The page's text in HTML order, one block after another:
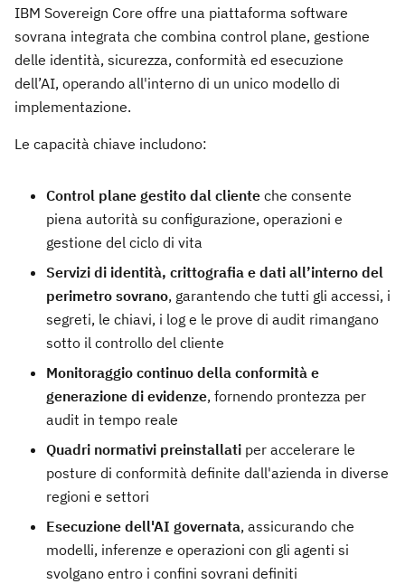
IBM Sovereign Core offre una piattaforma software
sovrana integrata che combina control plane, gestione
delle identità, sicurezza, conformità ed esecuzione
dell’AI, operando all'interno di un unico modello di
implementazione.
Le capacità chiave includono:
Control plane gestito dal cliente che consente
piena autorità su configurazione, operazioni e
gestione del ciclo di vita
Servizi di identità, crittografia e dati all’interno del
perimetro sovrano, garantendo che tutti gli accessi, i
segreti, le chiavi, i log e le prove di audit rimangano
sotto il controllo del cliente
Monitoraggio continuo della conformità e
generazione di evidenze, fornendo prontezza per
audit in tempo reale
Quadri normativi preinstallati per accelerare le
posture di conformità definite dall'azienda in diverse
regioni e settori
Esecuzione dell'AI governata, assicurando che
modelli, inferenze e operazioni con gli agenti si
svolgano entro i confini sovrani definiti